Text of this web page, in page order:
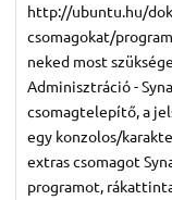
http://ubuntu.hu/
csomagokat/
neked most
Adminisztráció -
csomagtelepítő, a
egy konzolos/
extras csomagot
programot,